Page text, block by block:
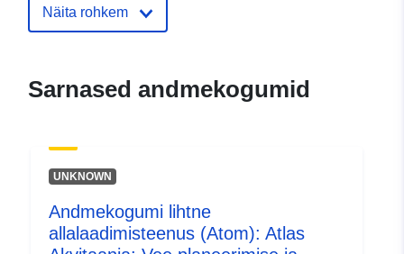
December 2021
ulatus:
-1.78600454, 42.77911758
], [ -1.78600454,
Näita rohkem
Sarnased andmekogumid
UNKNOWN
Andmekogumi lihtne
allalaadimisteenus (Atom): Atlas